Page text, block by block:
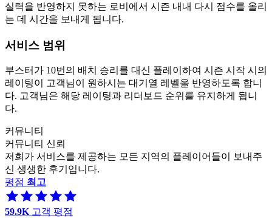
실력을 반영하지 못하는 로비에서 시즌 내내 다시 점수를 올리
는 데 시간을 보내게 됩니다.
서비스 범위
부스터가 10번의 배치 승리를 대신 플레이하여 시즌 시작 시의
레이팅이 고객님이 원하시는 대기열 레벨을 반영하도록 합니
다. 고객님은 해당 레이팅과 리더보드 순위를 유지하게 됩니
다.
커뮤니티
커뮤니티 신뢰
저희가 서비스를 제공하는 모든 지역의 플레이어들이 보내주
신 생생한 후기입니다.
평점 최고
59.9K 고객 평점